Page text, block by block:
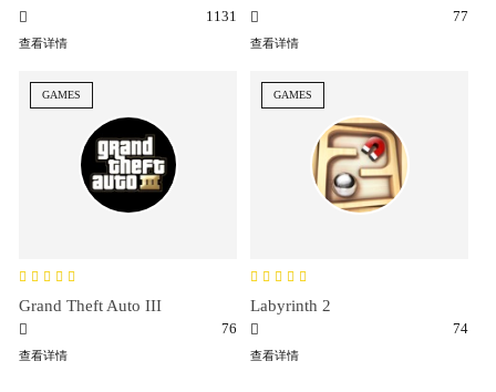
1131
查看详情
77
查看详情
GAMES
Grand Theft Auto III
76
查看详情
GAMES
Labyrinth 2
74
查看详情